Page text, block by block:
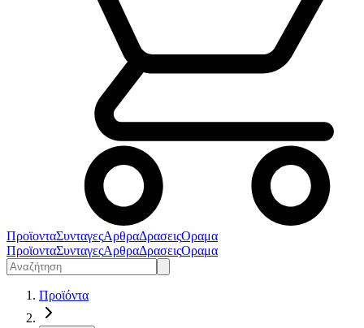
ΠροϊονταΣυνταγεςΑρθραΔρασειςΟραμα
ΠροϊονταΣυνταγεςΑρθραΔρασειςΟραμα
Προϊόντα